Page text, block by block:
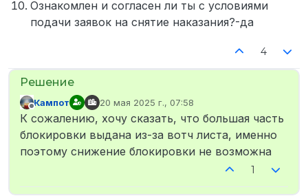
Ознакомлен и согласен ли ты с условиями
подачи заявок на снятие наказания?-да
4
Не в сети
Кампот 20 мая 2025 г., 07:58
отредактировано
К сожалению, хочу сказать, что большая часть
блокировки выдана из-за вотч листа, именно
поэтому снижение блокировки не возможна
1